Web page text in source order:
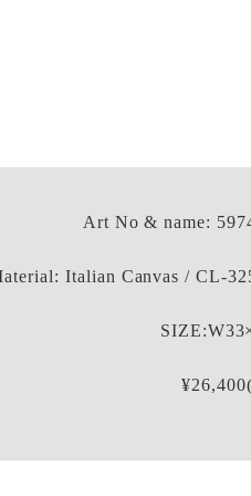
Art No & name:
Italian Canvas / CL-